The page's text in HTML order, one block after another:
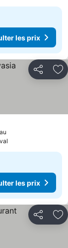
les prix
Partager
les prix
Partager